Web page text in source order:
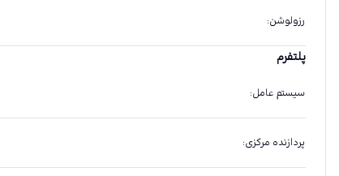
رزولوشن:
پلتفرم
سیستم عامل:
پردازنده مرکزی: